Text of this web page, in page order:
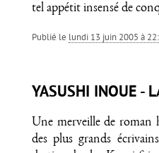
tel appétit insensé de
Publié le lundi 13 juin 2005 à
YASUSHI INOUE -
Une merveille de roman
des plus grands